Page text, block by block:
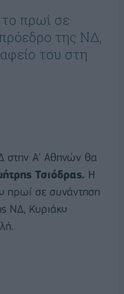
πρωί σε
της ΝΔ,
του στη
στην Α' Αθηνών θα
Τσιόδρας. Η
πρωί σε συνάντηση
ΝΔ, Κυριάκο